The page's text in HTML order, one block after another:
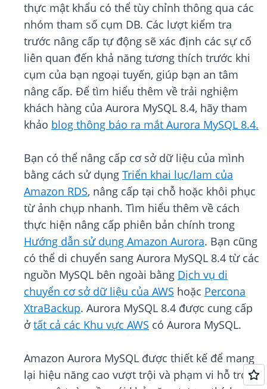
thực mật khẩu có thể tùy chỉnh thông qua các
nhóm tham số cụm DB. Các lượt kiểm tra
trước nâng cấp tự động sẽ xác định các sự cố
liên quan đến khả năng tương thích trước khi
cụm của bạn ngoại tuyến, giúp bạn an tâm
nâng cấp. Để tìm hiểu thêm về trải nghiệm
khách hàng của Aurora MySQL 8.4, hãy tham
khảo blog thông báo ra mắt Aurora MySQL 8.4.
Bạn có thể nâng cấp cơ sở dữ liệu của mình
bằng cách sử dụng Triển khai lục/lam của
Amazon RDS, nâng cấp tại chỗ hoặc khôi phục
từ ảnh chụp nhanh. Tìm hiểu thêm về cách
thực hiện nâng cấp phiên bản chính trong
Hướng dẫn sử dụng Amazon Aurora. Bạn cũng
có thể di chuyển sang Aurora MySQL 8.4 từ các
nguồn MySQL bên ngoài bằng Dịch vụ di
chuyển cơ sở dữ liệu của AWS hoặc Percona
XtraBackup. Aurora MySQL 8.4 được cung cấp
ởtất cả các Khu vực AWS có Aurora MySQL.
Amazon Aurora MySQL được thiết kế để mang
lại hiệu năng cao vượt trội và phạm vi hỗ trợ ở